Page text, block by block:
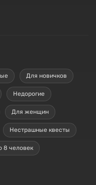
Для новичков
Недорогие
Для женщин
Нестрашные квесты
8 человек